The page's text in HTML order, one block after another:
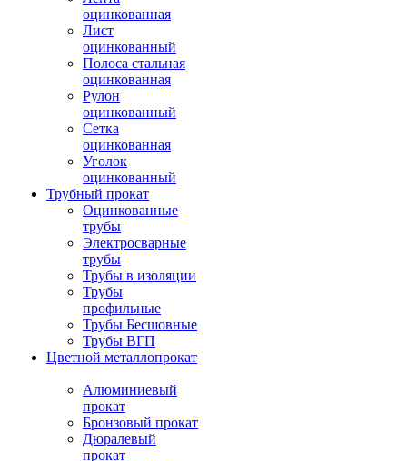
оцинкованная
Лист
оцинкованный
Полоса стальная
оцинкованная
Рулон
оцинкованный
Сетка
оцинкованная
Уголок
оцинкованный
Трубный прокат
Оцинкованные
трубы
Электросварные
трубы
Трубы в изоляции
Трубы
профильные
Трубы Бесшовные
Трубы ВГП
Цветной металлопрокат
Алюминиевый
прокат
Бронзовый прокат
Дюралевый
прокат